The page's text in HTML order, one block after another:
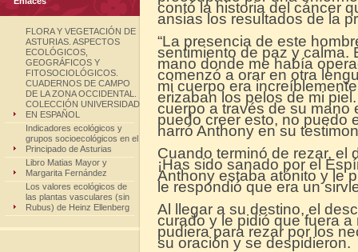
FLORA Y VEGETACIÓN DE
ASTURIAS. ASPECTOS
ECOLÓGICOS,
GEOGRÁFICOS Y
FITOSOCIOLÓGICOS.
CUADERNOS DE CAMPO
DE LA ZONA OCCIDENTAL.
COLECCIÓN UNIVERSIDAD
EN ESPAÑOL
Indicadores ecológicos y
grupos socioecológicos en el
Principado de Asturias
Libro Matias Mayor y
Margarita Fernández
Los valores ecológicos de
las plantas vasculares (sin
Rubus) de Heinz Ellenberg
contó la historia del cáncer
ansias los resultados de la
“La presencia de este
sentimiento de paz y calma.
mano donde me había
comenzó a orar en otra
mi cuerpo era
erizaban los pelos de mi
cuerpo a través de su mano
puedo creer esto, no puedo
narró Anthony en su
Cuando terminó de rezar, el
¡Has sido sanado por el
Anthony estaba atónito y le
le respondió que era un
Al llegar a su destino, el
curado y le pidió que fuera
pudiera para rezar por los
su oración y se despidieron.